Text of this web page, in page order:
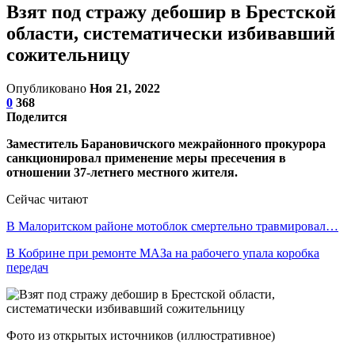
Взят под стражу дебошир в Брестской
области, систематически избивавший
сожительницу
Опубликовано Ноя 21, 2022
0 368
Поделится
Заместитель Барановичского межрайонного прокурора
санкционировал применение меры пресечения в
отношении 37-летнего местного жителя.
Сейчас читают
В Малоритском районе мотоблок смертельно травмировал…
В Кобрине при ремонте МАЗа на рабочего упала коробка
передач
Фото из открытых источников (иллюстративное)